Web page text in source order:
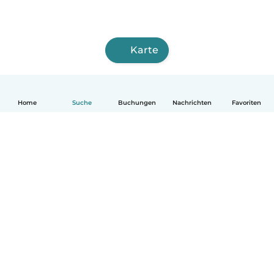
Home Suche Buchungen Nachrichten Favoriten
Karte